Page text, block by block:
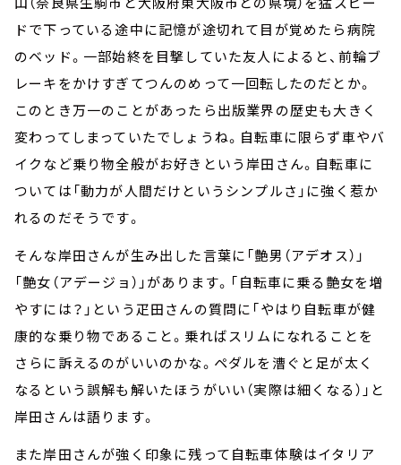
ドで下っている途中に記憶が途切れて目が覚めたら病院
のベッド。一部始終を目撃していた友人によると、前輪ブ
レーキをかけすぎてつんのめって一回転したのだとか。
このとき万一のことがあったら出版業界の歴史も大きく
変わってしまっていたでしょうね。自転車に限らず車やバ
イクなど乗り物全般がお好きという岸田さん。自転車に
ついては「動力が人間だけというシンプルさ」に強く惹か
れるのだそうです。
そんな岸田さんが生み出した言葉に「艶男（アデオス）」
「艶女（アデージョ）」があります。「自転車に乗る艶女を増
やすには？」という疋田さんの質問に「やはり自転車が健
康的な乗り物であること。乗ればスリムになれることを
さらに訴えるのがいいのかな。ペダルを漕ぐと足が太く
なるという誤解も解いたほうがいい（実際は細くなる）」と
岸田さんは語ります。
また岸田さんが強く印象に残って自転車体験はイタリア